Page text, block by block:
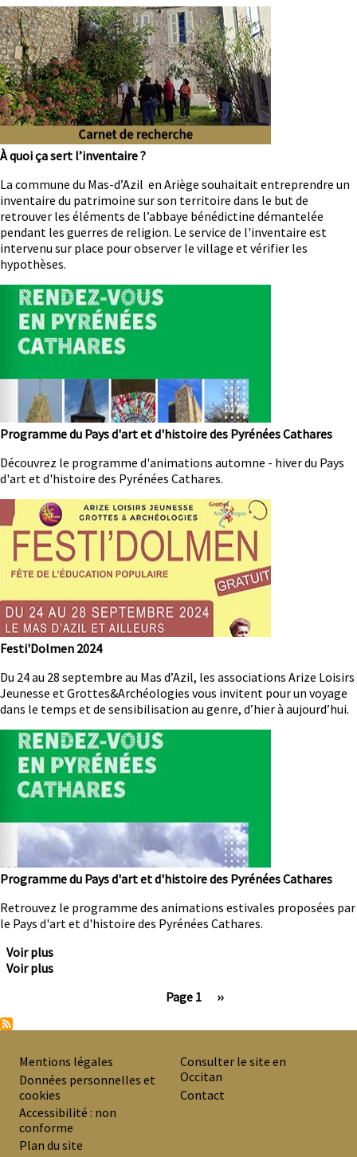
Image
À quoi ça sert l’inventaire ?
Résumé
La commune du Mas-d’Azil en Ariège souhaitait entreprendre un
inventaire du patrimoine sur son territoire dans le but de
retrouver les éléments de l’abbaye bénédictine démantelée
pendant les guerres de religion. Le service de l'inventaire est
intervenu sur place pour observer le village et vérifier les
hypothèses.
Image
Programme du Pays d'art et d'histoire des Pyrénées Cathares
Résumé
Découvrez le programme d'animations automne - hiver du Pays
d'art et d'histoire des Pyrénées Cathares.
Image
Festi'Dolmen 2024
Résumé
Du 24 au 28 septembre au Mas d’Azil, les associations Arize Loisirs
Jeunesse et Grottes&Archéologies vous invitent pour un voyage
dans le temps et de sensibilisation au genre, d’hier à aujourd’hui.
Image
Programme du Pays d'art et d'histoire des Pyrénées Cathares
Résumé
Retrouvez le programme des animations estivales proposées par
le Pays d'art et d'histoire des Pyrénées Cathares.
Voir plus
Voir plus
Pagination
Page 1
Page
››
PREMIER
MENU
DE
Mentions légales
Données personnelles et
cookies
Accessibilité : non
conforme
Plan du site
Consulter le site en
Occitan
Contact